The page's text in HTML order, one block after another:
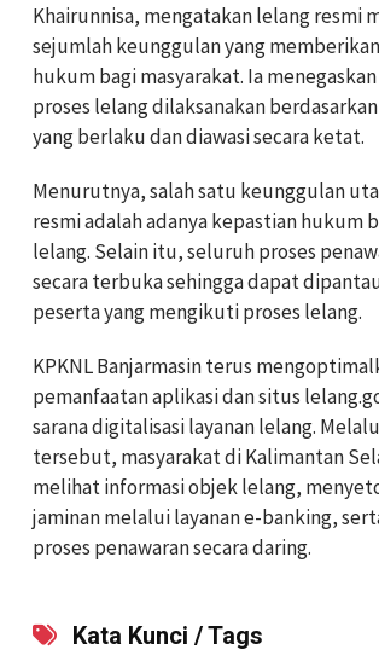
Khairunnisa, mengatakan lelang resmi
sejumlah keunggulan yang
hukum bagi masyarakat. Ia
proses lelang dilaksanakan
yang berlaku dan diawasi secara ketat.
Menurutnya, salah satu keunggulan
resmi adalah adanya kepastian hukum
lelang. Selain itu, seluruh proses
secara terbuka sehingga dapat
peserta yang mengikuti proses lelang.
KPKNL Banjarmasin terus
pemanfaatan aplikasi dan situs
sarana digitalisasi layanan lelang.
tersebut, masyarakat di Kalimantan
melihat informasi objek lelang,
jaminan melalui layanan e-banking,
proses penawaran secara daring.
Kata Kunci / Tags